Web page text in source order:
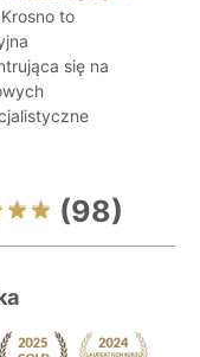
to
się na
(98)